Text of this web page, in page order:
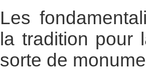
Les
la tradition pour
sorte de